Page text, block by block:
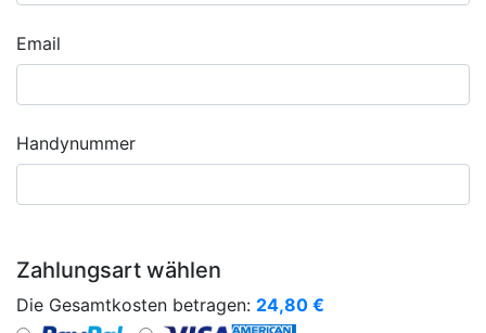
Email
Handynummer
Zahlungsart wählen
Die Gesamtkosten betragen: 24,80 €